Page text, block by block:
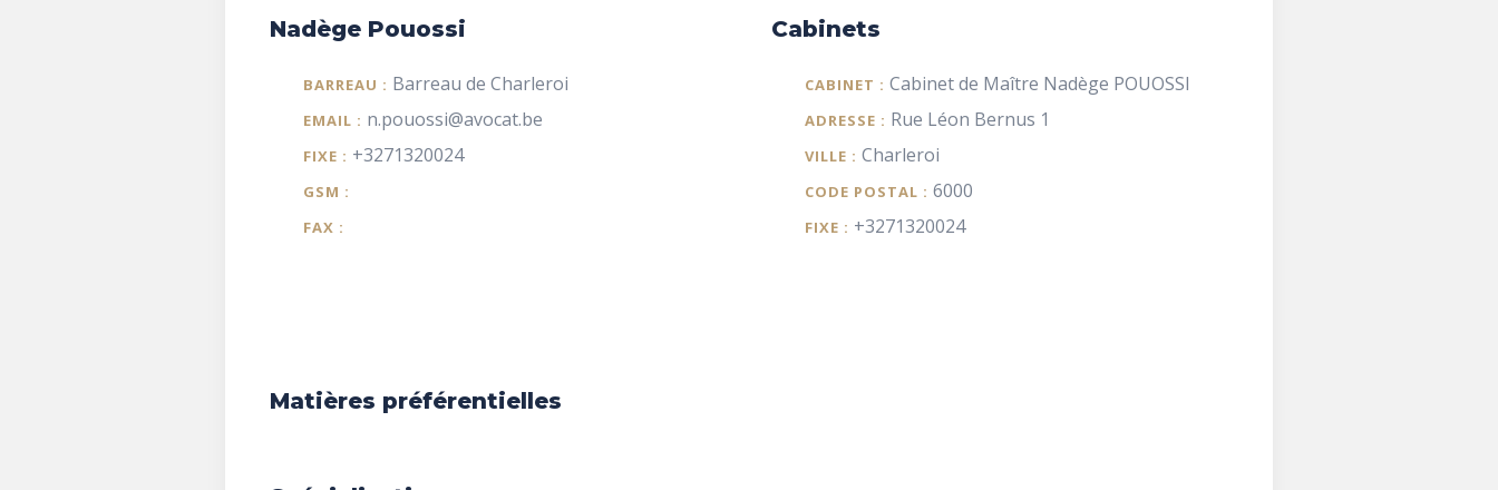
Nadège Pouossi
BARREAU : Barreau de Charleroi
EMAIL : n.pouossi@avocat.be
FIXE : +3271320024
GSM :
FAX :
Cabinets
CABINET : Cabinet de Maître Nadège POUOSSI
ADRESSE : Rue Léon Bernus 1
VILLE : Charleroi
CODE POSTAL : 6000
FIXE : +3271320024
Matières préférentielles